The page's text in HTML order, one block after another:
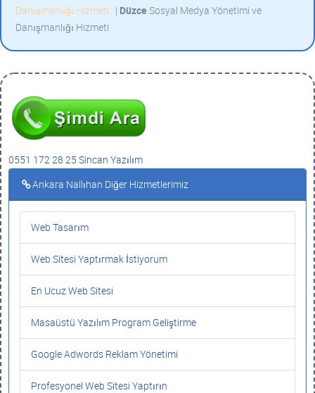
Danışmanlığı Hizmeti | Düzce Sosyal Medya Yönetimi ve
Danışmanlığı Hizmeti
0551 172 28 25 Sincan Yazılım
Ankara Nallıhan Diğer Hizmetlerimiz
Web Tasarım
Web Sitesi Yaptırmak İstiyorum
En Ucuz Web Sitesi
Masaüstü Yazılım Program Geliştirme
Google Adwords Reklam Yönetimi
Profesyonel Web Sitesi Yaptırın